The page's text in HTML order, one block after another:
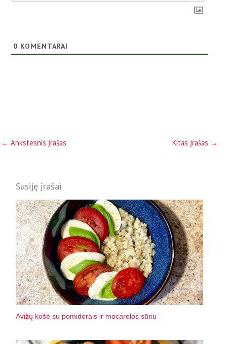
0 KOMENTARAI
← Ankstesnis Įrašas Kitas Įrašas →
Susiję įrašai
Avižų košė su pomidorais ir mocarelos sūriu